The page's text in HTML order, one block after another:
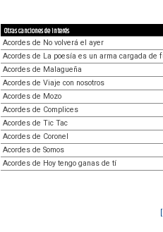
Otras canciones de interés
Acordes de No volverá el ayer
Acordes de La poesía es un arma cargada de
Acordes de Malagueña
Acordes de Viaje con nosotros
Acordes de Mozo
Acordes de Complices
Acordes de Tic Tac
Acordes de Coronel
Acordes de Somos
Acordes de Hoy tengo ganas de tí